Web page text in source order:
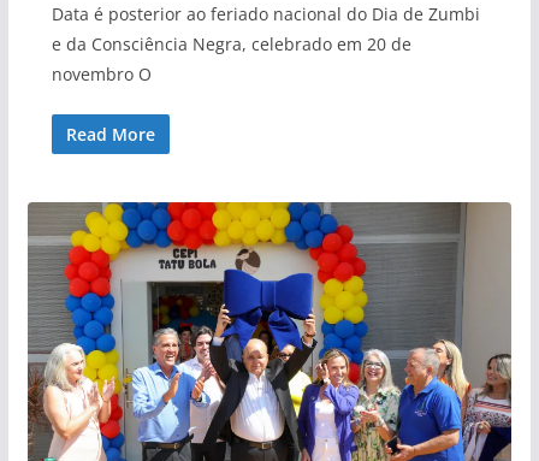
Data é posterior ao feriado nacional do Dia de Zumbi
e da Consciência Negra, celebrado em 20 de
novembro O
Read More